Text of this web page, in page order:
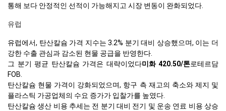
통해 보다 안정적인 선적이 가능해지고 시장 변동이 완화되었다.
유럽
유럽에서, 탄산칼슘 가격 지수는 3.2% 분기 대비 상승했으며, 이는 더
강한 수출 관심과 감소된 현물 공급을 반영한다.
그 분기 평균 탄산칼슘 가격은 대략이었다미화 420.50/톤로테르담
FOB.
탄산칼슘 현물 가격이 강화되었으며, 항구 측 재고의 축소와 제지 및
플라스틱 가공업체의 수요 증가가 입찰가를 높였다.
탄산칼슘 생산 비용 추세는 전 분기 대비 전기 및 운송 연료 비용 상승